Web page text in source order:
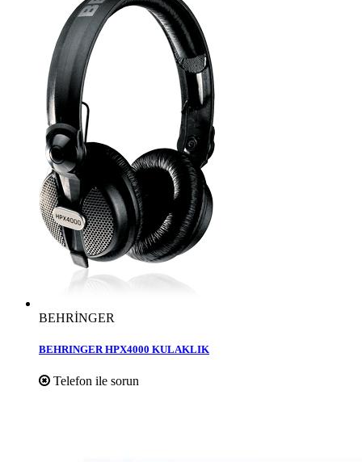
BEHRİNGER
BEHRINGER HPX4000 KULAKLIK
Telefon ile sorun